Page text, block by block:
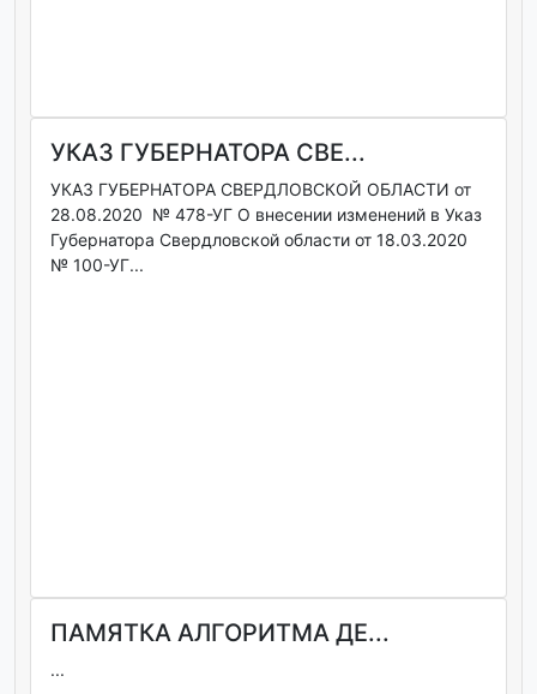
УКАЗ ГУБЕРНАТОРА СВЕ...
УКАЗ ГУБЕРНАТОРА СВЕРДЛОВСКОЙ ОБЛАСТИ от
28.08.2020 № 478-УГ О внесении изменений в Указ
Губернатора Свердловской области от 18.03.2020
№ 100-УГ...
ПАМЯТКА АЛГОРИТМА ДЕ...
...